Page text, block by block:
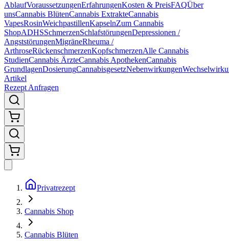
AblaufVoraussetzungenErfahrungenKosten & PreisFAQÜber
unsCannabis BlütenCannabis ExtrakteCannabis
VapesRosinWeichpastillenKapselnZum Cannabis
ShopADHSSchmerzenSchlafstörungenDepressionen /
AngststörungenMigräneRheuma /
ArthroseRückenschmerzenKopfschmerzenAlle Cannabis
StudienCannabis ÄrzteCannabis ApothekenCannabis
GrundlagenDosierungCannabisgesetzNebenwirkungen
Artikel
Rezept Anfragen
Privatrezept
Cannabis Shop
Cannabis Blüten